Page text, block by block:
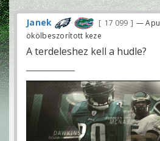
Janek 17 099
— Apu
ökölbeszorított keze
A terdeleshez kell a hudle?